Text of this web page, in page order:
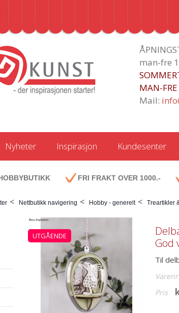
man-fre
MAN-
Mail:
Nyheter Inspirasjon Kundesenter
FRI FRAKT OVER 1000.-
< Nettbutikk navigering < Hobby - generelt < Treartikler
UTGÅENDE
God
Til
Varenr.
Pris